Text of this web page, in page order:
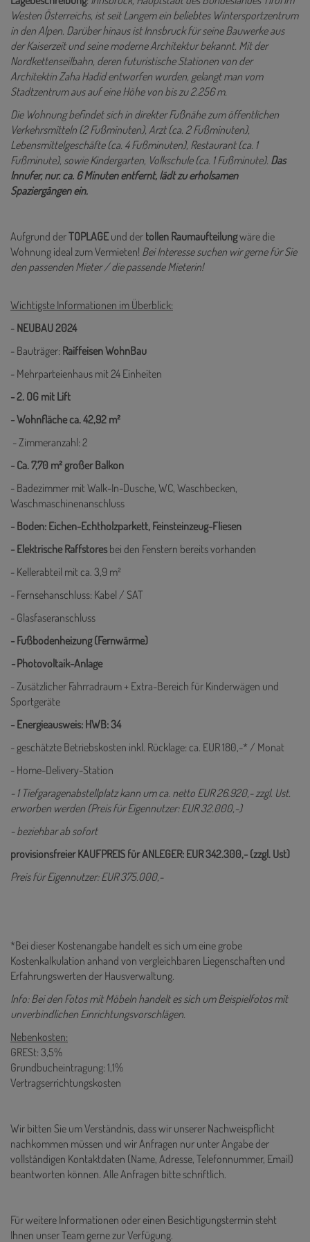
Westen Österreichs, ist seit Langem ein beliebtes Wintersportzentrum
in den Alpen. Darüber hinaus ist Innsbruck für seine Bauwerke aus
der Kaiserzeit und seine moderne Architektur bekannt. Mit der
Nordkettenseilbahn, deren futuristische Stationen von der
Architektin Zaha Hadid entworfen wurden, gelangt man vom
Stadtzentrum aus auf eine Höhe von bis zu 2.256 m.
Die Wohnung befindet sich in direkter Fußnähe zum öffentlichen
Verkehrsmitteln (2 Fußminuten), Arzt (ca. 2 Fußminuten),
Lebensmittelgeschäfte (ca. 4 Fußminuten), Restaurant (ca. 1
Fußminute), sowie Kindergarten, Volkschule (ca. 1 Fußminute). Das
Innufer, nur. ca. 6 Minuten entfernt, lädt zu erholsamen
Spaziergängen ein.
Aufgrund derTOPLAGEund der tollen Raumaufteilungwäre die
Wohnung ideal zum Vermieten! Bei Interesse suchen wir gerne für Sie
den passenden Mieter / die passende Mieterin!
Wichtigste Informationen im Überblick:
- NEUBAU 2024
- Bauträger: Raiffeisen WohnBau
- Mehrparteienhaus mit 24 Einheiten
- 2. OG mit Lift
- Wohnfläche ca. 42,92 m²
- Zimmeranzahl: 2
- Ca. 7,70 m² großer Balkon
- Badezimmer mit Walk-In-Dusche, WC, Waschbecken,
Waschmaschinenanschluss
- Boden: Eichen-Echtholzparkett, Feinsteinzeug-Fliesen
- Elektrische Raffstores bei den Fenstern bereits vorhanden
- Kellerabteil mit ca. 3,9 m²
- Fernsehanschluss: Kabel / SAT
- Glasfaseranschluss
- Fußbodenheizung (Fernwärme)
-Photovoltaik-Anlage
- Zusätzlicher Fahrradraum + Extra-Bereich für Kinderwägen und
Sportgeräte
- Energieausweis: HWB: 34
- geschätzte Betriebskosten inkl. Rücklage: ca. EUR 180,-* / Monat
- Home-Delivery-Station
- 1 Tiefgaragenabstellplatz kann um ca. netto EUR 26.920,- zzgl. Ust.
erworben werden (Preis für Eigennutzer: EUR 32.000,-)
- beziehbar ab sofort
provisionsfreier KAUFPREIS für ANLEGER: EUR 342.300,- (zzgl. Ust)
Preis für Eigennutzer: EUR 375.000,-
*Bei dieser Kostenangabe handelt es sich um eine grobe
Kostenkalkulation anhand von vergleichbaren Liegenschaften und
Erfahrungswerten der Hausverwaltung.
Info: Bei den Fotos mit Möbeln handelt es sich um Beispielfotos mit
unverbindlichen Einrichtungsvorschlägen.
Nebenkosten:
GRESt: 3,5%
Grundbucheintragung: 1,1%
Vertragserrichtungskosten
Wir bitten Sie um Verständnis, dass wir unserer Nachweispflicht
nachkommen müssen und wir Anfragen nur unter Angabe der
vollständigen Kontaktdaten (Name, Adresse, Telefonnummer, Email)
beantworten können. Alle Anfragen bitte schriftlich.
Für weitere Informationen oder einen Besichtigungstermin steht
Ihnen unser Team gerne zur Verfügung.